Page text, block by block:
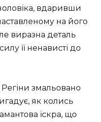
вдаривши
на його
виразна деталь
її ненависті до
Регіни змальовано
як колись
іскра, що